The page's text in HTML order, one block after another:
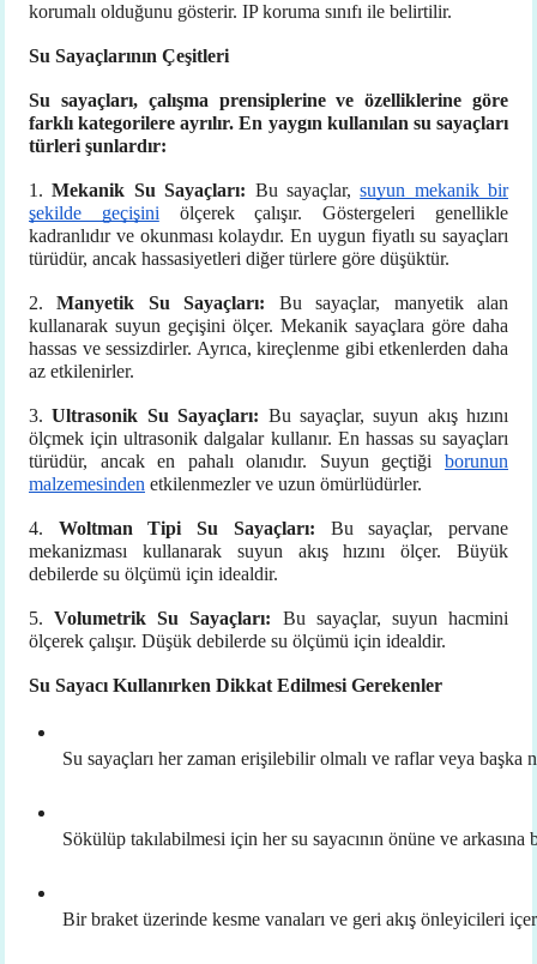
korumalı olduğunu gösterir. IP koruma sınıfı ile belirtilir.
Su Sayaçlarının Çeşitleri
Su sayaçları, çalışma prensiplerine ve özelliklerine göre
farklı kategorilere ayrılır. En yaygın kullanılan su sayaçları
türleri şunlardır:
1.Mekanik Su Sayaçları: Bu sayaçlar,suyun mekanik bir
şekilde geçişini ölçerek çalışır. Göstergeleri genellikle
kadranlıdır ve okunması kolaydır. En uygun fiyatlı su sayaçları
türüdür, ancak hassasiyetleri diğer türlere göre düşüktür.
2.Manyetik Su Sayaçları: Bu sayaçlar, manyetik alan
kullanarak suyun geçişini ölçer. Mekanik sayaçlara göre daha
hassas ve sessizdirler. Ayrıca, kireçlenme gibi etkenlerden daha
az etkilenirler.
3.Ultrasonik Su Sayaçları: Bu sayaçlar, suyun akış hızını
ölçmek için ultrasonik dalgalar kullanır. En hassas su sayaçları
türüdür, ancak en pahalı olanıdır. Suyun geçtiği borunun
malzemesinden etkilenmezler ve uzun ömürlüdürler.
4. Woltman Tipi Su Sayaçları: Bu sayaçlar, pervane
mekanizması kullanarak suyun akış hızını ölçer. Büyük
debilerde su ölçümü için idealdir.
5.Volumetrik Su Sayaçları: Bu sayaçlar, suyun hacmini
ölçerek çalışır. Düşük debilerde su ölçümü için idealdir.
Su Sayacı Kullanırken Dikkat Edilmesi Gerekenler
Su sayaçları her zaman erişilebilir olmalı ve raflar veya başka
Sökülüp takılabilmesi için her su sayacının önüne ve arkasına
Bir braket üzerinde kesme vanaları ve geri akış önleyicileri